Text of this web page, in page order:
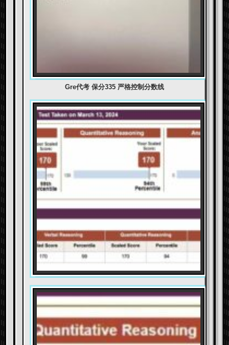
Gre代考 保分335 严格控制分数线